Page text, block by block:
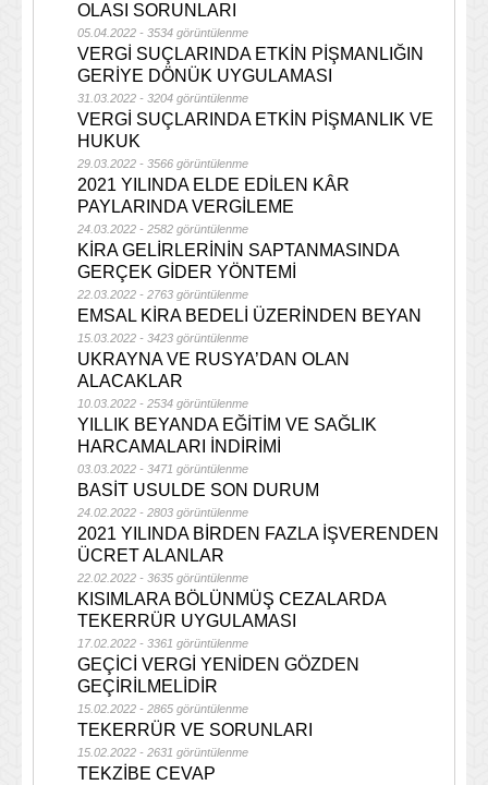
OLASI SORUNLARI
05.04.2022 - 3534 görüntülenme
VERGİ SUÇLARINDA ETKİN PİŞMANLIĞIN
GERİYE DÖNÜK UYGULAMASI
31.03.2022 - 3204 görüntülenme
VERGİ SUÇLARINDA ETKİN PİŞMANLIK VE
HUKUK
29.03.2022 - 3566 görüntülenme
2021 YILINDA ELDE EDİLEN KÂR
PAYLARINDA VERGİLEME
24.03.2022 - 2582 görüntülenme
KİRA GELİRLERİNİN SAPTANMASINDA
GERÇEK GİDER YÖNTEMİ
22.03.2022 - 2763 görüntülenme
EMSAL KİRA BEDELİ ÜZERİNDEN BEYAN
15.03.2022 - 3423 görüntülenme
UKRAYNA VE RUSYA’DAN OLAN
ALACAKLAR
10.03.2022 - 2534 görüntülenme
YILLIK BEYANDA EĞİTİM VE SAĞLIK
HARCAMALARI İNDİRİMİ
03.03.2022 - 3471 görüntülenme
BASİT USULDE SON DURUM
24.02.2022 - 2803 görüntülenme
2021 YILINDA BİRDEN FAZLA İŞVERENDEN
ÜCRET ALANLAR
22.02.2022 - 3635 görüntülenme
KISIMLARA BÖLÜNMÜŞ CEZALARDA
TEKERRÜR UYGULAMASI
17.02.2022 - 3361 görüntülenme
GEÇİCİ VERGİ YENİDEN GÖZDEN
GEÇİRİLMELİDİR
15.02.2022 - 2865 görüntülenme
TEKERRÜR VE SORUNLARI
15.02.2022 - 2631 görüntülenme
TEKZİBE CEVAP